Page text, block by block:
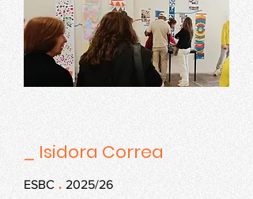
_ Isidora Correa
ESBC . 2025/26